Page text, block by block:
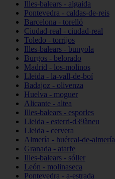
Illes-balears - algaida
Pontevedra - caldas-de-reis
Barcelona - torelló
Ciudad-real - ciudad-real
Toledo - torrijos
Illes-balears - bunyola
Burgos - belorado
Madrid - los-molinos
Lleida - la-vall-de-boí
Badajoz - olivenza
Huelva - moguer
Alicante - altea
Illes-balears - esporles
Lleida - esterri-d39àneu
Lleida - cervera
Almería - huércal-de-almería
Granada - atarfe
Illes-balears - sóller
León - molinaseca
Pontevedra - a-estrada